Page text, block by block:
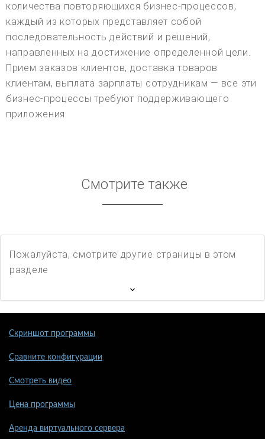
количества повторяющихся бизнес-процессов,
каждый из которых представляет собой
последовательность действий и решений,
направленных на достижение определенной цели.
Прием заказов клиентов, доставка товаров
клиентам, выплата зарплаты сотрудникам — все эти
бизнес-процессы требуют поддерживающего
приложения.
Смотрите также
Пожалуйста, смотрите другие страницы в этом
разделе
Скриншот программы
Сравните конфигурации
Смотреть видео
Цена программы
Аренда виртуального сервера